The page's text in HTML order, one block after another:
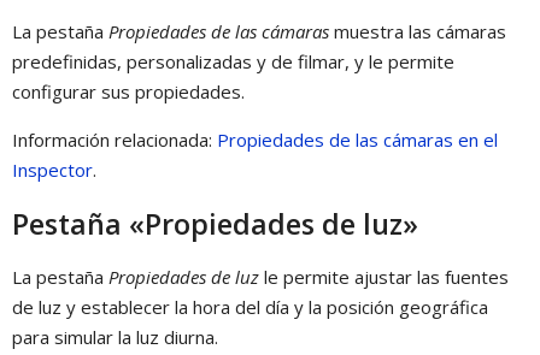
La pestaña Propiedades de las cámaras muestra las cámaras
predefinidas, personalizadas y de filmar, y le permite
configurar sus propiedades.
Información relacionada: Propiedades de las cámaras en el
Inspector.
Pestaña «Propiedades de luz»
La pestaña Propiedades de luz le permite ajustar las fuentes
de luz y establecer la hora del día y la posición geográfica
para simular la luz diurna.